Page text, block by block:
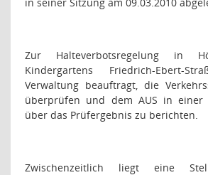
Zur Halteverbotsregelung in
Kindergartens Friedrich-Ebert-
Verwaltung beauftragt, die
überprüfen und dem AUS in einer
über das Prüfergebnis zu berichten.
Zwischenzeitlich liegt eine